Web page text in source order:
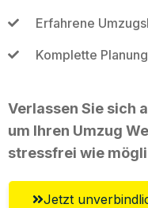
Erfahrene
Komplette
Verlassen Sie sich
um Ihren Umzug
stressfrei wie
Jetzt